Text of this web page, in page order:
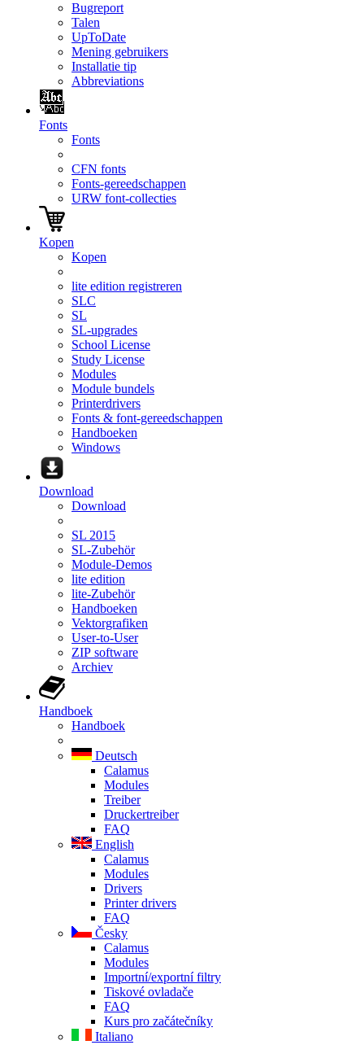
Bugreport
Talen
UpToDate
Mening gebruikers
Installatie tip
Abbreviations
Fonts
Fonts
CFN fonts
Fonts-gereedschappen
URW font-collecties
Kopen
Kopen
lite edition registreren
SLC
SL
SL-upgrades
School License
Study License
Modules
Module bundels
Printerdrivers
Fonts & font-gereedschappen
Handboeken
Windows
Download
Download
SL 2015
SL-Zubehör
Module-Demos
lite edition
lite-Zubehör
Handboeken
Vektorgrafiken
User-to-User
ZIP software
Archiev
Handboek
Handboek
Deutsch
Calamus
Modules
Treiber
Druckertreiber
FAQ
English
Calamus
Modules
Drivers
Printer drivers
FAQ
Česky
Calamus
Modules
Importní/exportní filtry
Tiskové ovladače
FAQ
Kurs pro začátečníky
Italiano